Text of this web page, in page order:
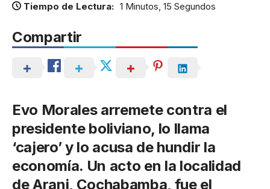
Tiempo de Lectura: 1 Minutos, 15 Segundos
Compartir
Evo Morales arremete contra el
presidente boliviano, lo llama
‘cajero’ y lo acusa de hundir la
economía. Un acto en la localidad
de Arani, Cochabamba, fue el